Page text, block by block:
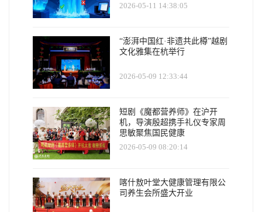
2026-05-11 14:38:05
“澎湃中国红·非遗共此樽”越剧
文化雅集在杭举行
2026-05-09 12:33:44
短剧《魔都营养师》在沪开
机，导演殷超携手礼仪专家周
思敏聚焦国民健康
2026-05-09 08:20:14
喀什敖叶堂大健康管理有限公
司养生会所盛大开业